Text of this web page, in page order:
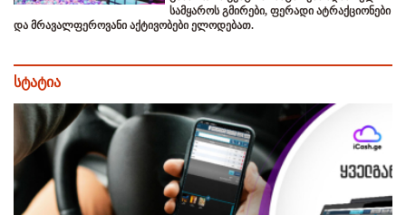
სამყაროს გმირები, ფერადი ატრაქციონები
და მრავალფეროვანი აქტივობები ელოდებათ.
სტატია